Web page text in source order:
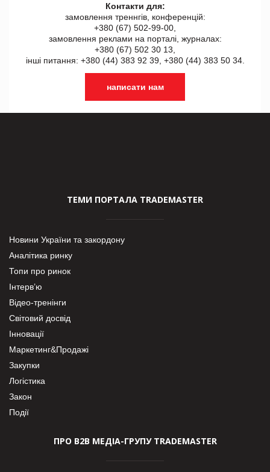
Контакти для:
замовлення треннгів, конференцій:
+380 (67) 502-99-00,
замовлення реклами на порталі, журналах:
+380 (67) 502 30 13,
інші питання: +380 (44) 383 92 39, +380 (44) 383 50 34.
написати нам
ТЕМИ ПОРТАЛА TRADEMASTER
Новини України та закордону
Аналітика ринку
Топи про ринок
Інтерв’ю
Відео-тренінги
Світовий досвід
Інновації
Маркетинг&Продажі
Закупки
Логістика
Закон
Події
ПРО В2В МЕДІА-ГРУПУ TRADEMASTER